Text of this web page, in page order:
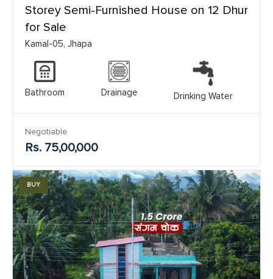
Storey Semi-Furnished House on 12 Dhur
for Sale
Kamal-05, Jhapa
Bathroom Drainage Drinking Water
Negotiable
Rs. 75,00,000
BUY